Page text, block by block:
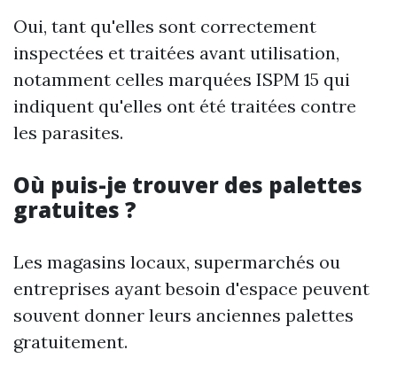
Oui, tant qu'elles sont correctement
inspectées et traitées avant utilisation,
notamment celles marquées ISPM 15 qui
indiquent qu'elles ont été traitées contre
les parasites.
Où puis-je trouver des palettes
gratuites ?
Les magasins locaux, supermarchés ou
entreprises ayant besoin d'espace peuvent
souvent donner leurs anciennes palettes
gratuitement.